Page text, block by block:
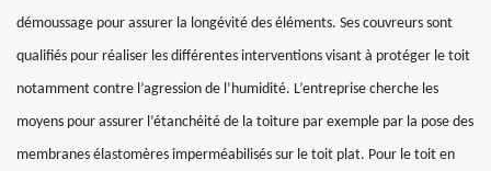
démoussage pour assurer la longévité des éléments. Ses couvreurs sont
qualifiés pour réaliser les différentes interventions visant à protéger le toit
notamment contre l’agression de l’humidité. L’entreprise cherche les
moyens pour assurer l’étanchéité de la toiture par exemple par la pose des
membranes élastomères imperméabilisés sur le toit plat. Pour le toit en